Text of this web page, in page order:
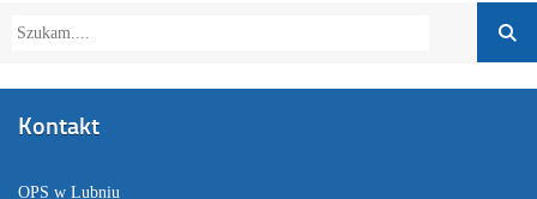
Kontakt
OPS w Lubniu